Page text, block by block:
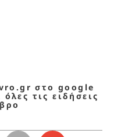
στο google
τις ειδήσεις